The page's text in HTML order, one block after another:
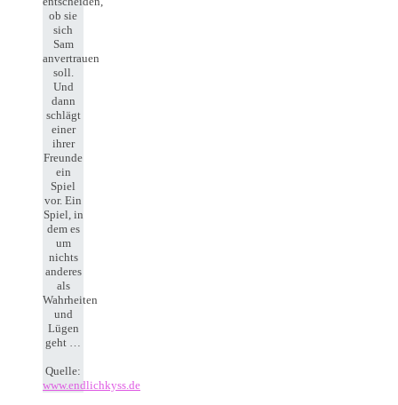
ob sie
sich
Sam
anvertrauen
soll.
Und
dann
schlägt
einer
ihrer
Freunde
ein
Spiel
vor. Ein
Spiel, in
dem es
um
nichts
anderes
als
Wahrheiten
und
Lügen
geht …
Quelle:
www.endlichkyss.de